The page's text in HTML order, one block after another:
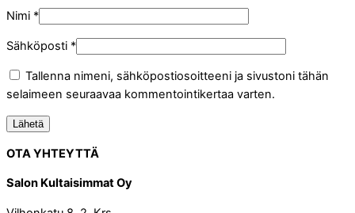
Nimi *
Sähköposti *
Tallenna nimeni, sähköpostiosoitteeni ja sivustoni tähän
selaimeen seuraavaa kommentointikertaa varten.
OTA YHTEYTTÄ
Salon Kultaisimmat Oy